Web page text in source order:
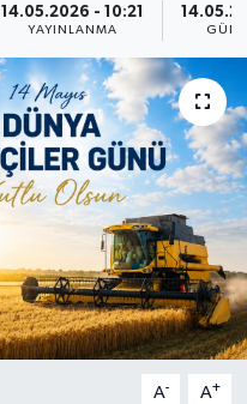
14.05.2026 - 10:21
YAYINLANMA
A- A+